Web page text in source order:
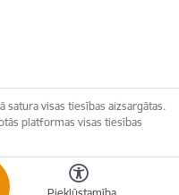
Piekļūstamība
satura visas tiesības aizsargātas.
platformas visas tiesības